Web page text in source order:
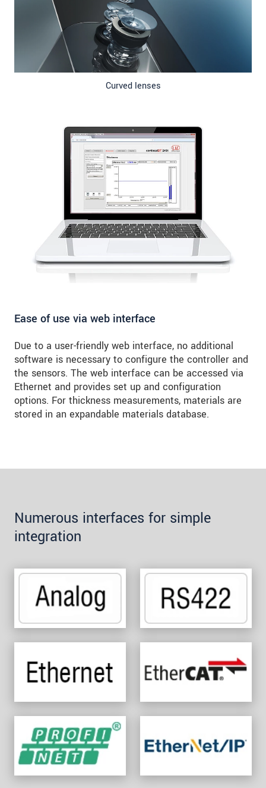
Curved lenses
Ease of use via web interface
Due to a user-friendly web interface, no additional
software is necessary to configure the controller and
the sensors. The web interface can be accessed via
Ethernet and provides set up and configuration
options. For thickness measurements, materials are
stored in an expandable materials database.
Numerous interfaces for simple
integration